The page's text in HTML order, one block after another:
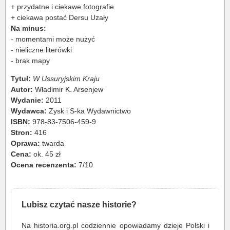
+ przydatne i ciekawe fotografie
+ ciekawa postać Dersu Uzały
Na minus:
- momentami może nużyć
- nieliczne literówki
- brak mapy
Tytuł: W Ussuryjskim Kraju
Autor: Władimir K. Arsenjew
Wydanie: 2011
Wydawca: Zysk i S-ka Wydawnictwo
ISBN: 978-83-7506-459-9
Stron: 416
Oprawa: twarda
Cena: ok. 45 zł
Ocena recenzenta: 7/10
Lubisz czytać nasze historie?
Na historia.org.pl codziennie opowiadamy dzieje Polski i